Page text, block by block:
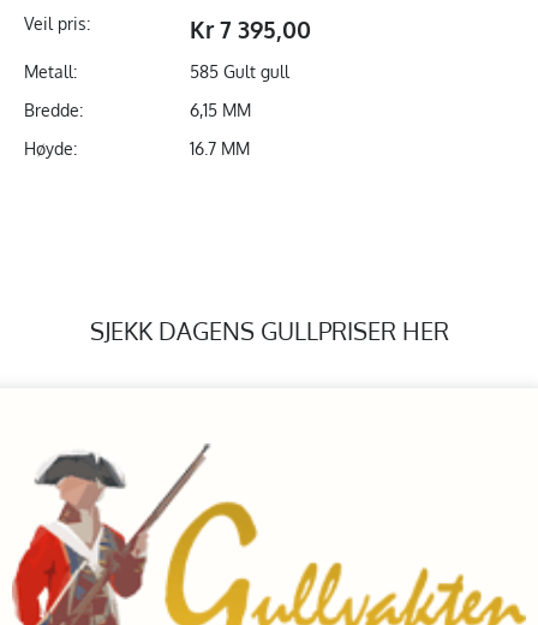
Veil pris:
Kr 7 395,00
Metall:
585 Gult gull
Bredde:
6,15 MM
Høyde:
16.7 MM
SJEKK DAGENS GULLPRISER HER